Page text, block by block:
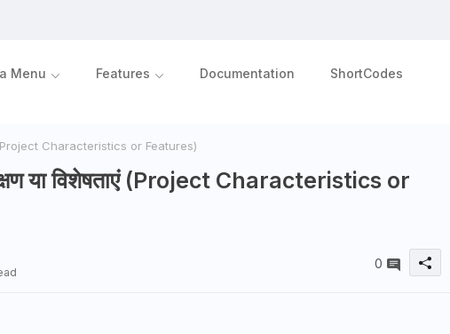
Menu Features Documentation ShortCodes
(Project Characteristics or Features)
या विशेषताएं (Project Characteristics or
0